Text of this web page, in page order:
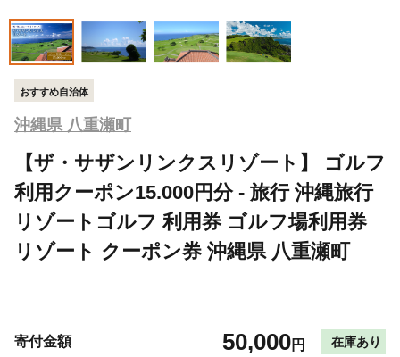
おすすめ自治体
沖縄県 八重瀬町
【ザ・サザンリンクスリゾート】 ゴルフ
利用クーポン15.000円分 - 旅行 沖縄旅行
リゾートゴルフ 利用券 ゴルフ場利用券
リゾート クーポン券 沖縄県 八重瀬町
寄付金額 50,000円 在庫あり